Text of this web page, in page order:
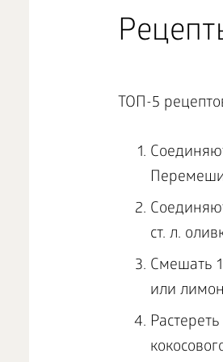
ТОП-5
ст. л.
Смешать
или